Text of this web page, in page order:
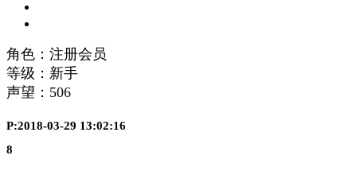
角色：注册会员
等级：新手
声望： 506
P:2018-03-29 13:02:16
8